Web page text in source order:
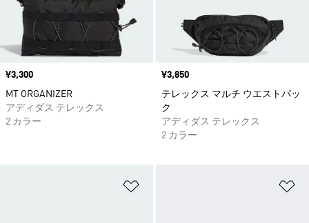
価格
¥3,300
MT ORGANIZER
アディダス テレックス
2 カラー
価格
¥3,850
テレックス マルチ ウエストパッ
ク
アディダス テレックス
2 カラー